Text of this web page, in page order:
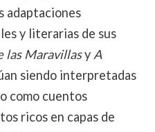
adaptaciones
y literarias de sus
las Maravillasy A
siendo interpretadas
como cuentos
ricos en capas de